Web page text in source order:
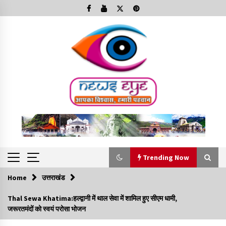
to
Trending Now
Trending Now
Minorities Rights Day : विश्व अल्पसंख्यक अधिकार दिवस
कार्यक्रम में शामिल हुए सीएम,आधुनिक मदरसों का नाम अब्दुल कलाम के नाम
Home उत्तराखंड
Thal Sewa Khatima:हल्द्वानी में थाल सेवा में शामिल हुए सीएम धामी,
जरूरतमंदों को स्वयं परोसा भोजन